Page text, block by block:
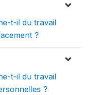
t-il du travail
?
t-il du travail
?